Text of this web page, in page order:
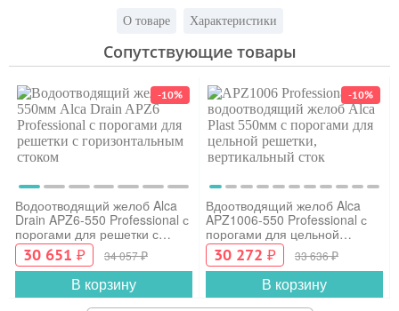
О товаре Характеристики
Сопутствующие товары
-10%
Водоотводящий желоб Alca
Drain APZ6-550 Professional с
порогами для решетки с
горизонтальным стоком
30 651 ₽ 34 057₽
В корзину
-10%
Вдоотводящий желоб Alca
APZ1006-550 Professional с
порогами для цельной
решетки, вертикальный сток
30 272 ₽ 33 636₽
В корзину